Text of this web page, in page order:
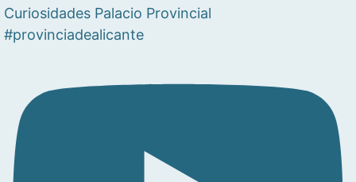
Curiosidades Palacio Provincial
#provinciadealicante